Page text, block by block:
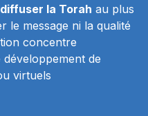
la Torah au plus
le message ni la qualité
concentre
de
virtuels